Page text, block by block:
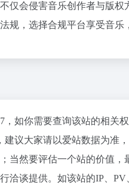
仅会侵害音乐创作者与版
规，选择合规平台享受音乐
，如你需要查询该站的相关
议大家请以爱站数据为准
当然要评估一个站的价值
洽谈提供。如该站的IP、PV